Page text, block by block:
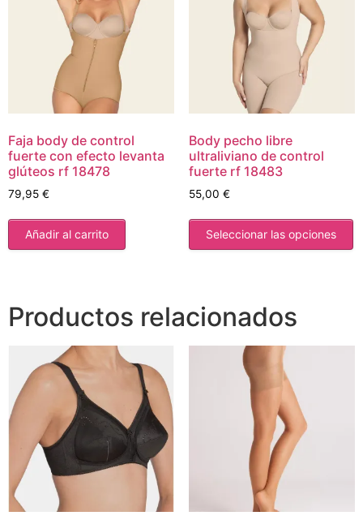
Faja body de control
fuerte con efecto levanta
glúteos rf 18478
79,95 €
Añadir al carrito
Body pecho libre
ultraliviano de control
fuerte rf 18483
55,00 €
Seleccionar las opciones
Productos relacionados